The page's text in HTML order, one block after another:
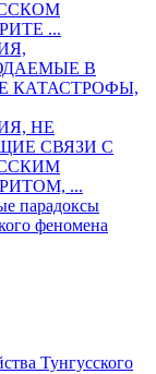
...
В
КАТАСТРОФЫ,
НЕ
СВЯЗИ С
...
парадоксы
феномена
Тунгусского